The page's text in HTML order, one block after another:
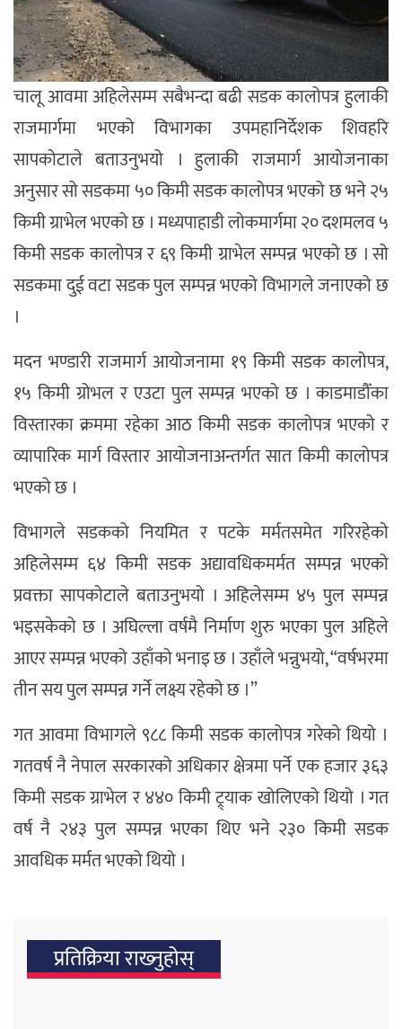
चालू आवमा अहिलेसम्म सबैभन्दा बढी सडक कालोपत्र हुलाकी
राजमार्गमा भएको विभागका उपमहानिर्देशक शिवहरि
सापकोटाले बताउनुभयो । हुलाकी राजमार्ग आयोजनाका
अनुसार सो सडकमा ५० किमी सडक कालोपत्र भएको छ भने २५
किमी ग्राभेल भएको छ । मध्यपाहाडी लोकमार्गमा २० दशमलव ५
किमी सडक कालोपत्र र ६९ किमी ग्राभेल सम्पन्न भएको छ । सो
सडकमा दुई वटा सडक पुल सम्पन्न भएको विभागले जनाएको छ
।
मदन भण्डारी राजमार्ग आयोजनामा १९ किमी सडक कालोपत्र,
१५ किमी ग्रोभल र एउटा पुल सम्पन्न भएको छ । काडमाडौँका
विस्तारका क्रममा रहेका आठ किमी सडक कालोपत्र भएको र
व्यापारिक मार्ग विस्तार आयोजनाअन्तर्गत सात किमी कालोपत्र
भएको छ ।
विभागले सडकको नियमित र पटके मर्मतसमेत गरिरहेको
अहिलेसम्म ६४ किमी सडक अद्यावधिकमर्मत सम्पन्न भएको
प्रवक्ता सापकोटाले बताउनुभयो । अहिलेसम्म ४५ पुल सम्पन्न
भइसकेको छ । अघिल्ला वर्षमै निर्माण शुरु भएका पुल अहिले
आएर सम्पन्न भएको उहाँको भनाइ छ । उहाँले भन्नुभयो, “वर्षभरमा
तीन सय पुल सम्पन्न गर्ने लक्ष्य रहेको छ ।”
गत आवमा विभागले ९८८ किमी सडक कालोपत्र गरेको थियो ।
गतवर्ष नै नेपाल सरकारको अधिकार क्षेत्रमा पर्ने एक हजार ३६३
किमी सडक ग्राभेल र ४४० किमी ट्र्याक खोलिएको थियो । गत
वर्ष नै २४३ पुल सम्पन्न भएका थिए भने २३० किमी सडक
आवधिक मर्मत भएको थियो ।
प्रतिक्रिया राख्‍नुहोस्